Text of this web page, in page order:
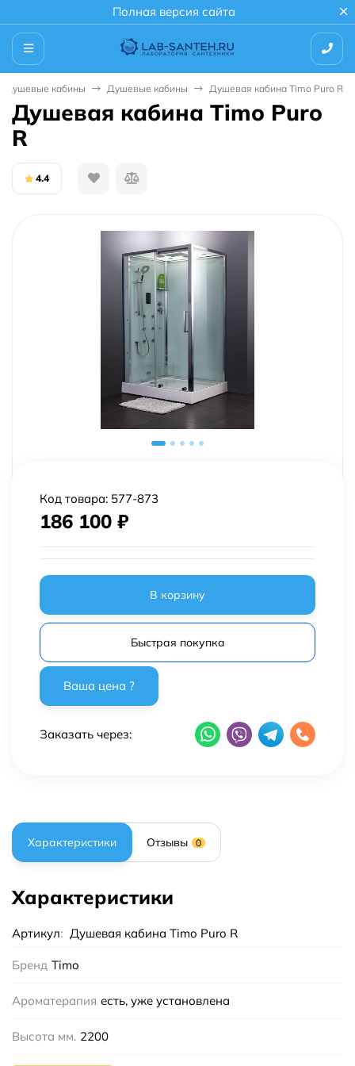
Полная версия сайта
Душевые кабины Душевые кабины Душевая кабина Timo Puro R
Душевая кабина Timo Puro
R
4.4
Код товара: 577-873
186 100 ₽
В корзину
Быстрая покупка
Заказать через:
Характеристики Отзывы 0
Характеристики
Артикул: Душевая кабина Timo Puro R
Бренд Timo
Ароматерапия есть, уже установлена
Высота мм. 2200